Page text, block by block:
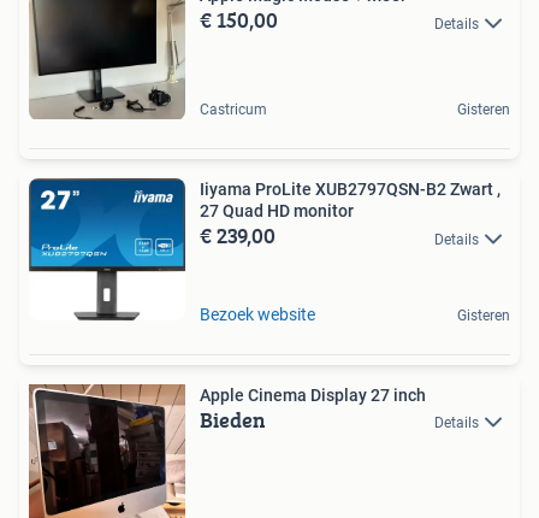
€ 150,00 Details
Castricum Gisteren
Iiyama ProLite XUB2797QSN-B2 Zwart ,
27 Quad HD monitor
€ 239,00 Details
Bezoek website Gisteren
Apple Cinema Display 27 inch
Bieden Details